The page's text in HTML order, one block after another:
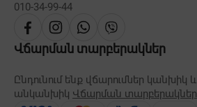
010-34-99-44
Վճարման տարբերակներ
Ընդունում ենք վճարումներ կանխիկ և
անկանխիկ Վճարման տարբերակներ